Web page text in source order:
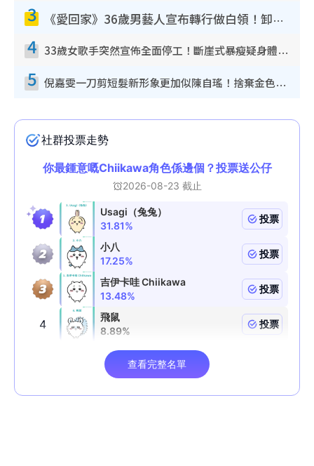
3 《愛回家》36歲男藝人宣布轉行做白領！卸下藝人身份回歸素人平淡生活
4 33歲女歌手突然宣佈全面停工！斷崖式暴瘦疑身體亮紅燈！聲明曝︰將暫時淡出
5 倪嘉雯一刀剪短髮新形象更加似陳自瑤！捨棄金色長髮造型氣質大變超驚喜